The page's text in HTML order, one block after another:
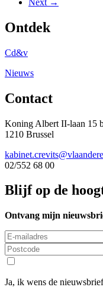
Next →
Ontdek
Cd&v
Nieuws
Contact
Koning Albert II-laan 15
1210 Brussel
02/552 68 00
Blijf op de
Ontvang mijn
Ja, ik wens de